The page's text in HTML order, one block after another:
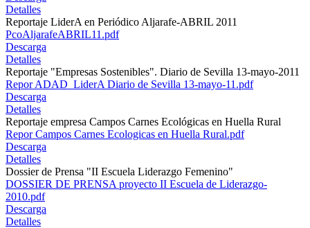
Detalles
Reportaje LiderA en Periódico Aljarafe-ABRIL 2011
PcoAljarafeABRIL11.pdf
Descarga
Detalles
Reportaje "Empresas Sostenibles". Diario de Sevilla 13-mayo-2011
Repor ADAD_LiderA Diario de Sevilla 13-mayo-11.pdf
Descarga
Detalles
Reportaje empresa Campos Carnes Ecológicas en Huella Rural
Repor Campos Carnes Ecologicas en Huella Rural.pdf
Descarga
Detalles
Dossier de Prensa "II Escuela Liderazgo Femenino"
DOSSIER DE PRENSA proyecto II Escuela de Liderazgo-
2010.pdf
Descarga
Detalles